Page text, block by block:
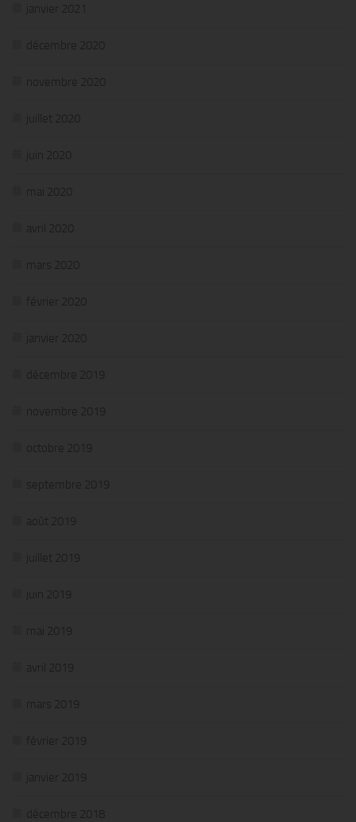
janvier 2021
décembre 2020
novembre 2020
juillet 2020
juin 2020
mai 2020
avril 2020
mars 2020
février 2020
janvier 2020
décembre 2019
novembre 2019
octobre 2019
septembre 2019
août 2019
juillet 2019
juin 2019
mai 2019
avril 2019
mars 2019
février 2019
janvier 2019
décembre 2018